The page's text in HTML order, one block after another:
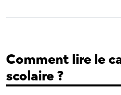
Comment lire le
scolaire ?